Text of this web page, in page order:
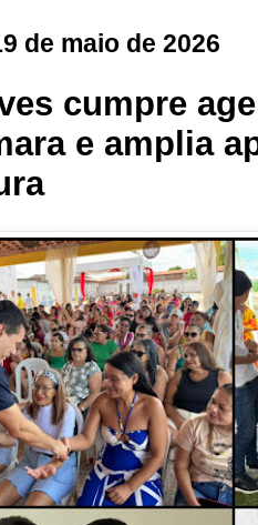
de maio de 2026
cumpre
e amplia